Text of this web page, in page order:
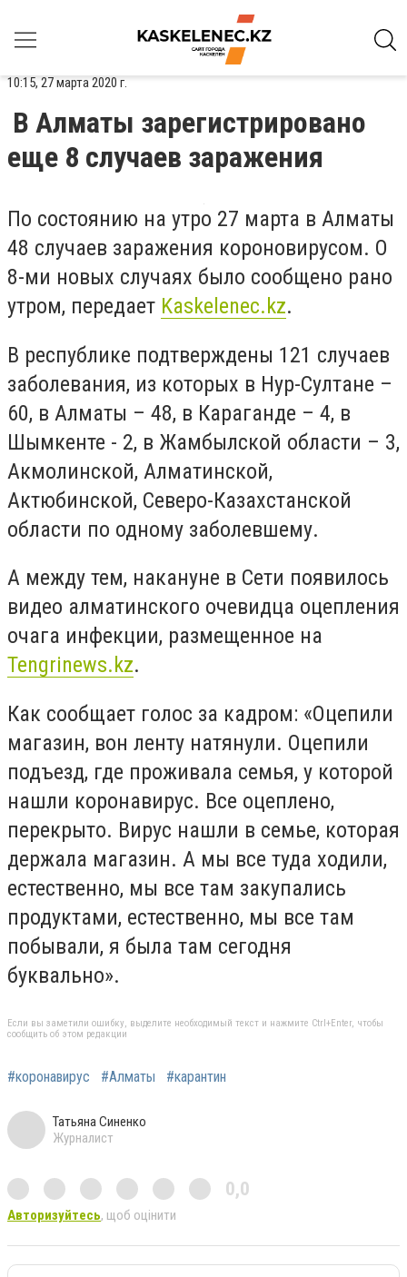
10:15, 27 марта 2020 г.
В Алматы зарегистрировано
еще 8 случаев заражения
По состоянию на утро 27 марта в Алматы
48 случаев заражения короновирусом. О
8-ми новых случаях было сообщено рано
утром, передает Kaskelenec. kz.
В республике подтверждены 121 случаев
заболевания, из которых в Нур-Султане –
60, в Алматы – 48, в Караганде – 4, в
Шымкенте - 2, в Жамбылской области – 3,
Акмолинской, Алматинской,
Актюбинской, Северо-Казахстанской
области по одному заболевшему.
А между тем, накануне в Сети появилось
видео алматинского очевидца оцепления
очага инфекции, размещенное на
Tengrinews. kz.
Как сообщает голос за кадром: «Оцепили
магазин, вон ленту натянули. Оцепили
подъезд, где проживала семья, у которой
нашли коронавирус. Все оцеплено,
перекрыто. Вирус нашли в семье, которая
держала магазин. А мы все туда ходили,
естественно, мы все там закупались
продуктами, естественно, мы все там
побывали, я была там сегодня
буквально».
Если вы заметили ошибку, выделите необходимый текст и нажмите Ctrl+Enter, чтобы
сообщить об этом редакции
#коронавирус #Алматы #карантин
Татьяна Синенко
Журналист
0,0
Авторизуйтесь, щоб оцінити